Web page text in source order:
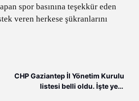
spor basınına teşekkür eden
veren herkese şükranlarını
CHP Gaziantep İl Yönetim Kurulu
listesi belli oldu. İşte yeni